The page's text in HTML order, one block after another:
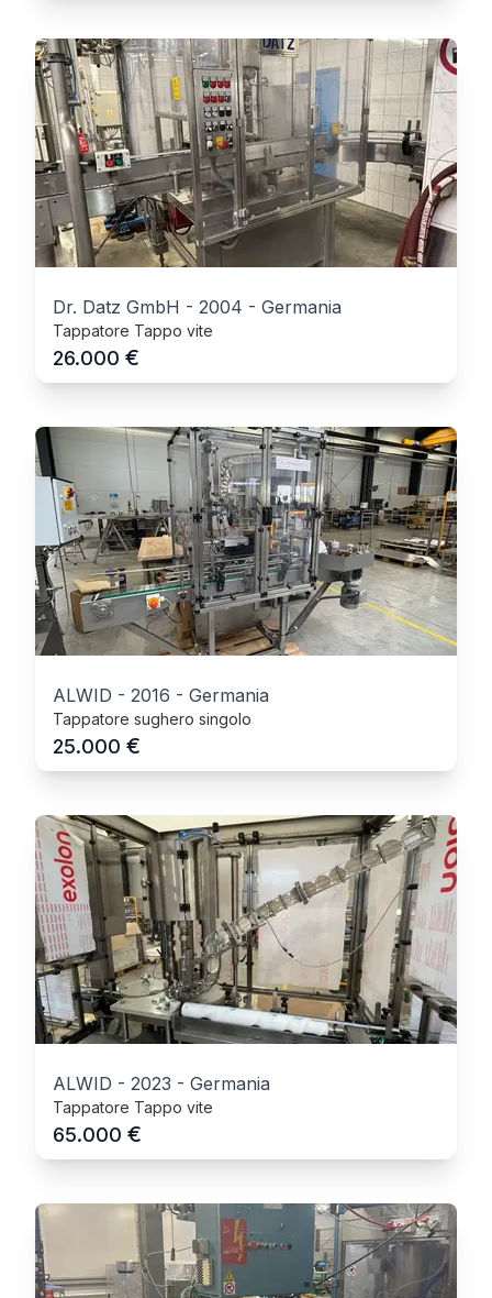
Dr. Datz GmbH - 2004 - Germania
Tappatore Tappo vite
26.000 €
ALWID - 2016 - Germania
Tappatore sughero singolo
25.000 €
ALWID - 2023 - Germania
Tappatore Tappo vite
65.000 €